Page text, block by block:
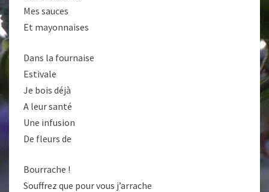
Mes sauces
Et mayonnaises
Dans la fournaise
Estivale
Je bois déjà
A leur santé
Une infusion
De fleurs de
Bourrache !
Souffrez que pour vous j’arrache